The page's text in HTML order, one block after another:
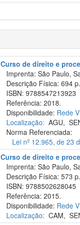
Curso de direito e
Imprenta: São Paulo,
Descrição Física: 694 p.
ISBN: 9788547213923
Referência: 2018.
Disponibilidade: Rede
Localização: AGU,
Norma Referenciada:
Lei nº 12.965, de 23
Curso de direito e
Imprenta: São Paulo,
Descrição Física: 573 p.
ISBN: 9788502628045
Referência: 2015.
Disponibilidade: Rede
Localização: CAM,